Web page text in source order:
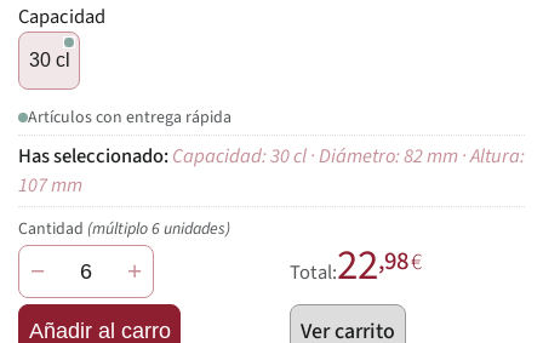
Capacidad
30 cl
Artículos con entrega rápida
Capacidad: 30 cl · Diámetro: 82 mm · Altura:
107 mm
Cantidad (múltiplo 6 unidades)
− +
Añadir al carro
Total:22,98€
Ver carrito